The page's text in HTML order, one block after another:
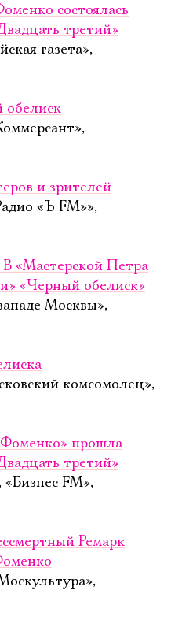
состоялась
третий»
газета»,
обелиск
и зрителей
«Ъ FM»»,
«Мастерской Петра
«Черный обелиск»
Москвы»,
комсомолец»,
прошла
третий»
FM»,
Ремарк